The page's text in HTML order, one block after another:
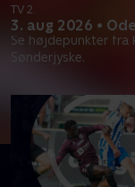
3. aug 2026 •
Se højdepunkter fra
Sønderjyske.
TV 2.